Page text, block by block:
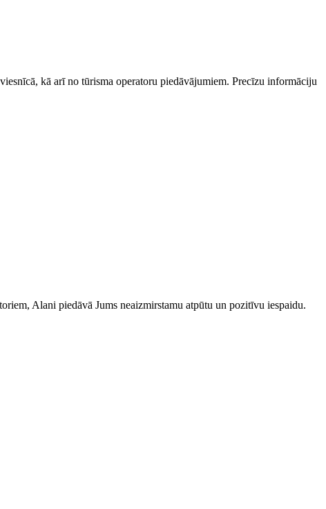
kā arī no tūrisma operatoru piedāvājumiem. Precīzu informāciju
Alani piedāvā Jums neaizmirstamu atpūtu un pozitīvu iespaidu.